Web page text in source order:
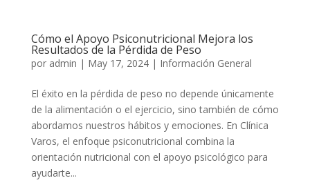
Cómo el Apoyo Psiconutricional Mejora los
Resultados de la Pérdida de Peso
por admin | May 17, 2024| Información General
El éxito en la pérdida de peso no depende únicamente
de la alimentación o el ejercicio, sino también de cómo
abordamos nuestros hábitos y emociones. En Clínica
Varos, el enfoque psiconutricional combina la
orientación nutricional con el apoyo psicológico para
ayudarte...